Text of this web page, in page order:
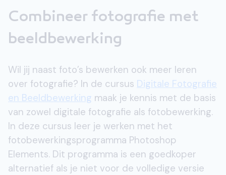
Combineer fotografie met
beeldbewerking
Wil jij naast foto’s bewerken ook meer leren
over fotografie? In de cursus Digitale Fotografie
en Beeldbewerking maak je kennis met de basis
van zowel digitale fotografie als fotobewerking.
In deze cursus leer je werken met het
fotobewerkingsprogramma Photoshop
Elements. Dit programma is een goedkoper
alternatief als je niet voor de volledige versie